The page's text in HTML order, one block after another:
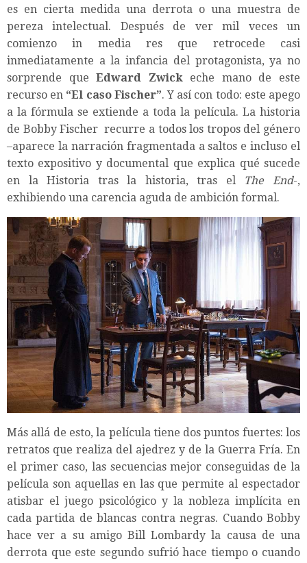
es en cierta medida una derrota o una muestra de
pereza intelectual. Después de ver mil veces un
comienzo in media res que retrocede casi
inmediatamente a la infancia del protagonista, ya no
sorprende queEdward Zwick eche mano de este
recurso en “El caso Fischer”. Y así con todo: este apego
a la fórmula se extiende a toda la película. La historia
de Bobby Fischer recurre a todos los tropos del género
–aparece la narración fragmentada a saltos e incluso el
texto expositivo y documental que explica qué sucede
en la Historia tras la historia, tras el The End-,
exhibiendo una carencia aguda de ambición formal.
Más allá de esto, la película tiene dos puntos fuertes: los
retratos que realiza del ajedrez y de la Guerra Fría. En
el primer caso, las secuencias mejor conseguidas de la
película son aquellas en las que permite al espectador
atisbar el juego psicológico y la nobleza implícita en
cada partida de blancas contra negras. Cuando Bobby
hace ver a su amigo Bill Lombardy la causa de una
derrota que este segundo sufrió hace tiempo o cuando